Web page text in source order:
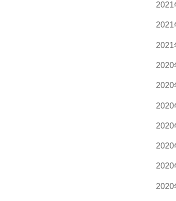
2021
2021
2021
2020
2020
2020
2020
2020
2020
2020